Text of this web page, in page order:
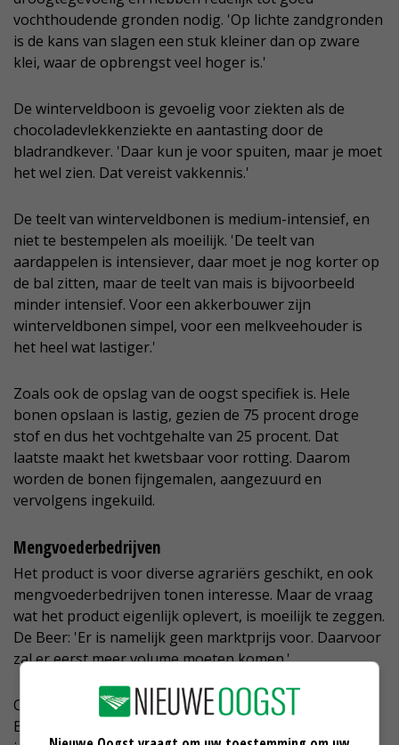
vochthoudende gronden nodig. 'Op lichte zandgronden
is de kans van slagen een stuk kleiner dan op zware
klei, waar de opbrengst veel hoger is.'
De winterveldboon is gevoelig voor ziekten als de
chocoladevlekkenziekte en aantasting door de
bladrandkever. 'Daar kun je voor spuiten, maar je moet
het wel zien. Dat vereist vakkennis.'
De teelt van winterveldbonen is medium-intensief, en
niet te bestempelen als moeilijk. 'De teelt van
aardappelen is intensiever, daar moet je nog korter op
de bal zitten, maar de teelt van mais is bijvoorbeeld
minder intensief. Voor een akkerbouwer zijn
winterveldbonen simpel, voor een melkveehouder is
het heel wat lastiger.'
Zoals ook de opslag van de oogst specifiek is. Hele
bonen opslaan is lastig, gezien de 75 procent droge
stof en dus het vochtgehalte van 25 procent. Dat
laatste maakt het kwetsbaar voor rotting. Daarom
worden de bonen fijngemalen, aangezuurd en
vervolgens ingekuild.
Mengvoederbedrijven
Het product is voor diverse agrariërs geschikt, en ook
mengvoederbedrijven tonen interesse. Maar de vraag
wat het product eigenlijk oplevert, is moeilijk te zeggen.
De Beer: 'Er is namelijk geen marktprijs voor. Daarvoor
zal er eerst meer volume moeten komen.'
Ook het buitenland geeft nauwelijks ingangen. De
Britse markt - koploper qua teelt - fluctueert, en alleen